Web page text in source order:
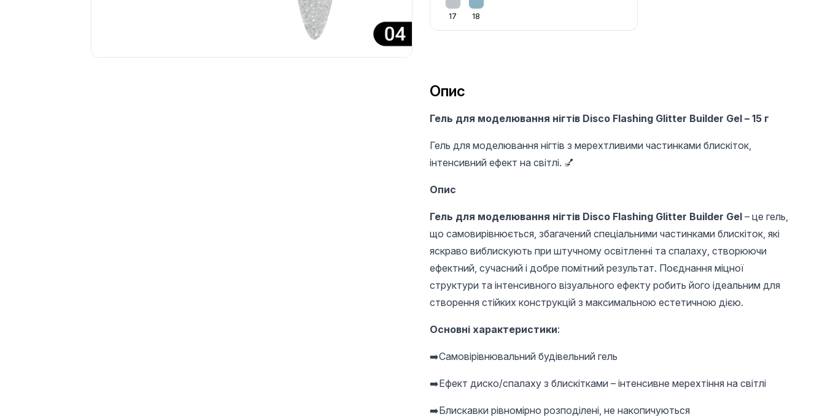
17 18
Опис
Гель для моделювання нігтів Disco Flashing Glitter Builder Gel – 15 г
Гель для моделювання нігтів з мерехтливими частинками блискіток,
інтенсивний ефект на світлі. 💅
Опис
Гель для моделювання нігтів Disco Flashing Glitter Builder Gel – це гель,
що самовирівнюється, збагачений спеціальними частинками блискіток, які
яскраво виблискують при штучному освітленні та спалаху, створюючи
ефектний, сучасний і добре помітний результат. Поєднання міцної
структури та інтенсивного візуального ефекту робить його ідеальним для
створення стійких конструкцій з максимальною естетичною дією.
Основні характеристики:
➡️Самовірівнювальний будівельний гель
➡️Ефект диско/спалаху з блискітками – інтенсивне мерехтіння на світлі
➡️Блискавки рівномірно розподілені, не накопичуються